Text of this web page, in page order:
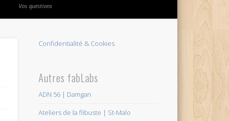
Vos questions
Confidentialité & Cookies
Autres fabLabs
ADN 56 | Damgan
Ateliers de la flibuste | St-Malo